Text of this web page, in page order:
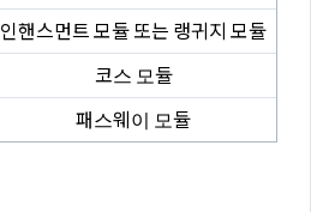
인핸스먼트 모듈 또는 랭귀지 모듈
코스 모듈
패스웨이 모듈